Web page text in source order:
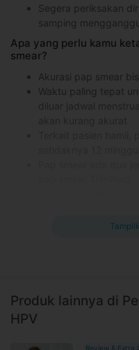
Segera periksakan
samping
Apa yang perlu kamu
smear?
Akurasi pap smear
Waktu paling tepat
diluar jadwal
Pasien yang sedang
Efek samping pap smear
Produk lainnya di
HPV
Review & Extra